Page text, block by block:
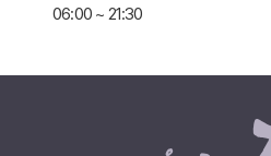
06:00 ~ 21:30